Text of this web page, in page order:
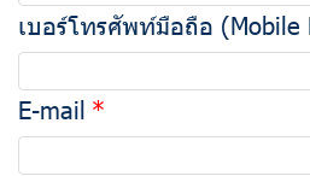
เบอร์โทรศัพท์มือถือ (Mobile
E-mail